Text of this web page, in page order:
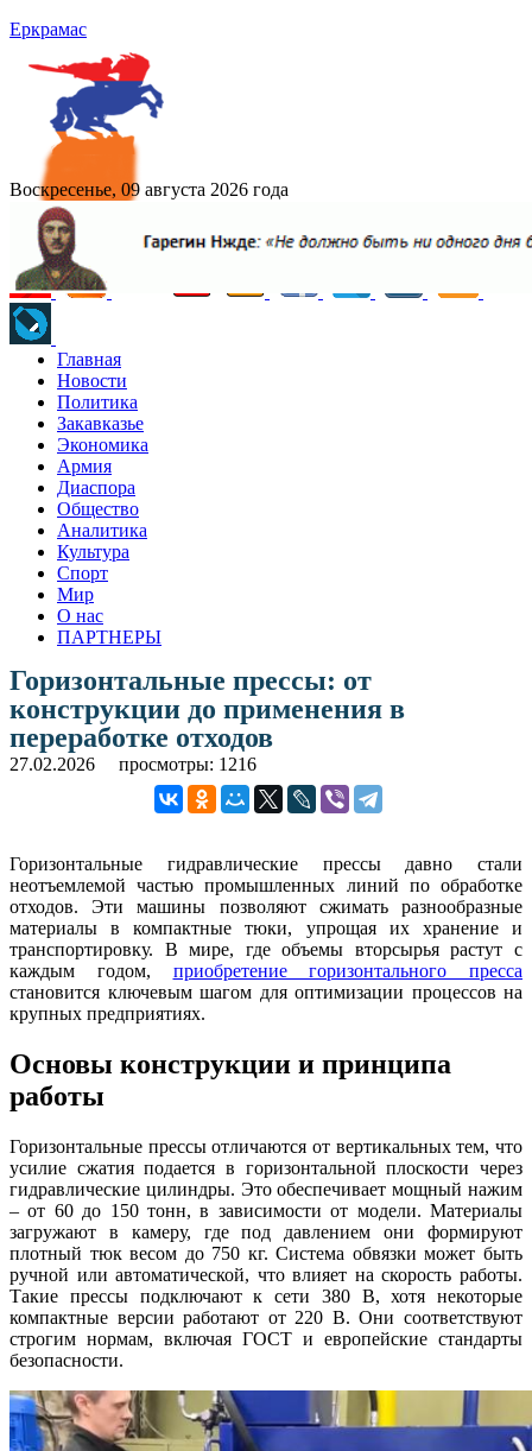
Еркрамас
Воскресенье, 09 августа 2026 года
Главная
Новости
Политика
Закавказье
Экономика
Армия
Диаспора
Общество
Аналитика
Культура
Спорт
Мир
О нас
ПАРТНЕРЫ
Горизонтальные прессы: от
конструкции до применения в
переработке отходов
27.02.2026 просмотры: 1216
Горизонтальные гидравлические прессы давно стали
неотъемлемой частью промышленных линий по обработке
отходов. Эти машины позволяют сжимать разнообразные
материалы в компактные тюки, упрощая их хранение и
транспортировку. В мире, где объемы вторсырья растут с
каждым годом, приобретение горизонтального пресса
становится ключевым шагом для оптимизации процессов на
крупных предприятиях.
Основы конструкции и принципа
работы
Горизонтальные прессы отличаются от вертикальных тем, что
усилие сжатия подается в горизонтальной плоскости через
гидравлические цилиндры. Это обеспечивает мощный нажим
– от 60 до 150 тонн, в зависимости от модели. Материалы
загружают в камеру, где под давлением они формируют
плотный тюк весом до 750 кг. Система обвязки может быть
ручной или автоматической, что влияет на скорость работы.
Такие прессы подключают к сети 380 В, хотя некоторые
компактные версии работают от 220 В. Они соответствуют
строгим нормам, включая ГОСТ и европейские стандарты
безопасности.